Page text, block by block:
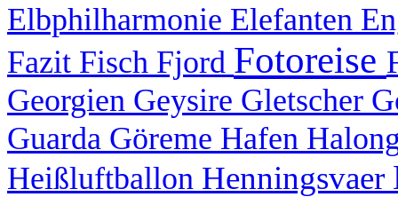
Elbphilharmonie Elefanten
Fazit Fisch Fjord Fotoreise
Georgien Geysire Gletscher
Guarda Göreme Hafen
Heißluftballon Henningsvaer